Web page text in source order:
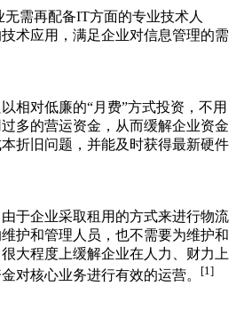
需再配备IT方面的专业技术人
术应用，满足企业对信息管理的需
相对低廉的“月费”方式投资，不用
多的营运资金，从而缓解企业资金
折旧问题，并能及时获得最新硬件
于企业采取租用的方式来进行物流
护和管理人员，也不需要为维护和
大程度上缓解企业在人力、财力上
对核心业务进行有效的运营。
[1]